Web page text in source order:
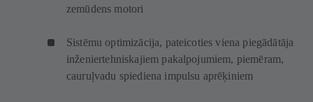
zemūdens motori
Sistēmu optimizācija, pateicoties viena piegādātāja
inženiertehniskajiem pakalpojumiem, piemēram,
cauruļvadu spiediena impulsu aprēķiniem